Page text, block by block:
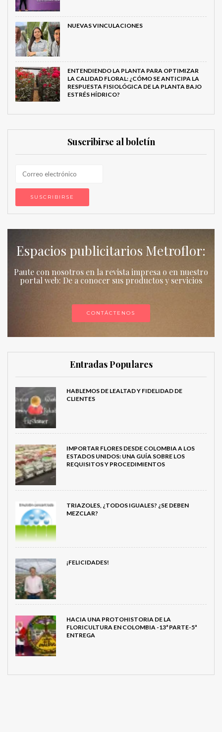
NUEVAS VINCULACIONES
ENTENDIENDO LA PLANTA PARA OPTIMIZAR
LA CALIDAD FLORAL: ¿CÓMO SE ANTICIPA LA
RESPUESTA FISIOLÓGICA DE LA PLANTA BAJO
ESTRÉS HÍDRICO?
Suscribirse al boletín
Espacios publicitarios Metroflor:
Paute con nosotros en la revista impresa o en nuestro
portal web: De a conocer sus productos y servicios
CONTÁCTENOS
Entradas Populares
HABLEMOS DE LEALTAD Y FIDELIDAD DE
CLIENTES
IMPORTAR FLORES DESDE COLOMBIA A LOS
ESTADOS UNIDOS: UNA GUÍA SOBRE LOS
REQUISITOS Y PROCEDIMIENTOS
TRIAZOLES, ¿TODOS IGUALES? ¿SE DEBEN
MEZCLAR?
¡FELICIDADES!
HACIA UNA PROTOHISTORIA DE LA
FLORICULTURA EN COLOMBIA -13ª PARTE-5ª
ENTREGA